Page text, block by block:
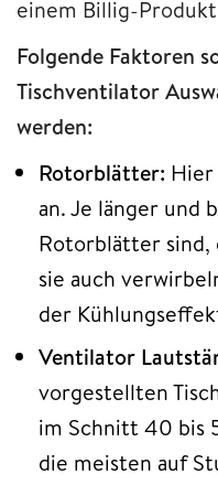
einem Billig-
Folgende Faktoren
Tischventilator
werden:
Rotorblätter:
an. Je länger und
Rotorblätter
sie auch
der
Ventilator
vorgestellten
im Schnitt 40 bis
die meisten auf